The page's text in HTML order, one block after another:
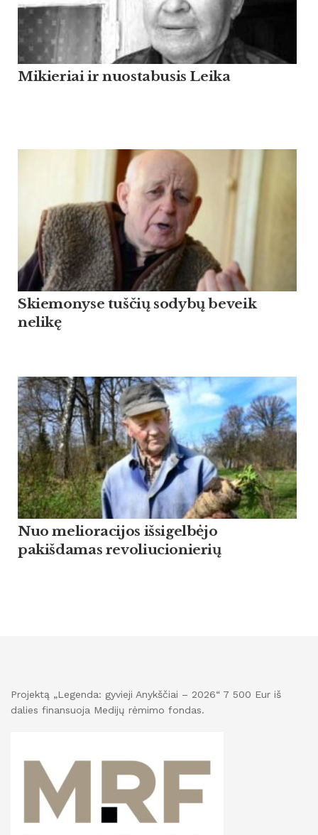
Mikieriai ir nuostabusis Leika
Skiemonyse tuščių sodybų beveik
nelikę
Nuo melioracijos išsigelbėjo
pakišdamas revoliucionierių
Projektą „Legenda: gyvieji Anykščiai – 2026“ 7 500 Eur iš
dalies finansuoja Medijų rėmimo fondas.